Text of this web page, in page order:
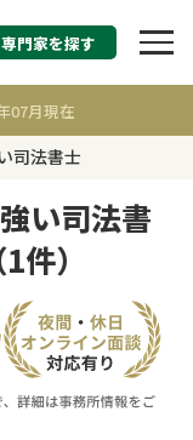
申告・相続手
北海道
1191
で探す
専門家を探す
07月現在
司法書士
い司法書
件）